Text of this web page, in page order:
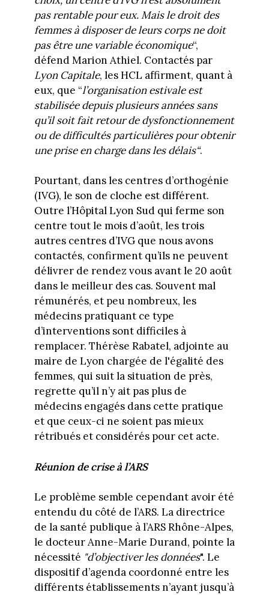
pas rentable pour eux. Mais le droit des
femmes à disposer de leurs corps ne doit
pas être une variable économique“,
défend Marion Athiel. Contactés par
Lyon Capitale, les HCL affirment, quant à
eux, que “l’organisation estivale est
stabilisée depuis plusieurs années sans
qu’il soit fait retour de dysfonctionnement
ou de difficultés particulières pour obtenir
une prise en charge dans les délais“.
Pourtant, dans les centres d’orthogénie
(IVG), le son de cloche est différent.
Outre l’Hôpital Lyon Sud qui ferme son
centre tout le mois d’août, les trois
autres centres d’IVG que nous avons
contactés, confirment qu’ils ne peuvent
délivrer de rendez vous avant le 20 août
dans le meilleur des cas. Souvent mal
rémunérés, et peu nombreux, les
médecins pratiquant ce type
d’interventions sont difficiles à
remplacer. Thérèse Rabatel, adjointe au
maire de Lyon chargée de l'égalité des
femmes, qui suit la situation de près,
regrette qu’il n’y ait pas plus de
médecins engagés dans cette pratique
et que ceux-ci ne soient pas mieux
rétribués et considérés pour cet acte.
Réunion de crise à l’ARS
Le problème semble cependant avoir été
entendu du côté de l’ARS. La directrice
de la santé publique à l’ARS Rhône-Alpes,
le docteur Anne-Marie Durand, pointe la
nécessité "d’objectiver les données". Le
dispositif d’agenda coordonné entre les
différents établissements n’ayant jusqu’à